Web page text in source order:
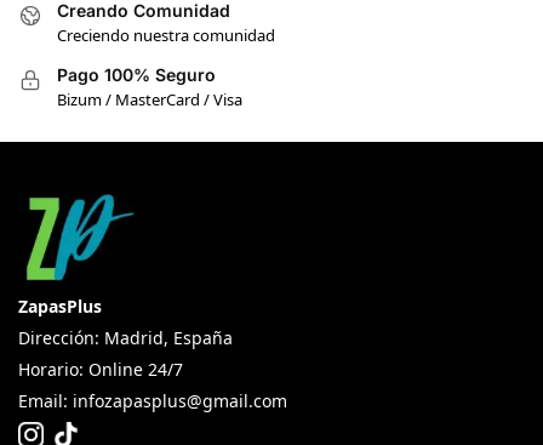
Creando Comunidad
Creciendo nuestra comunidad
Pago 100% Seguro
Bizum / MasterCard / Visa
ZapasPlus
Dirección: Madrid, España
Horario: Online 24/7
Email: infozapasplus@gmail.com